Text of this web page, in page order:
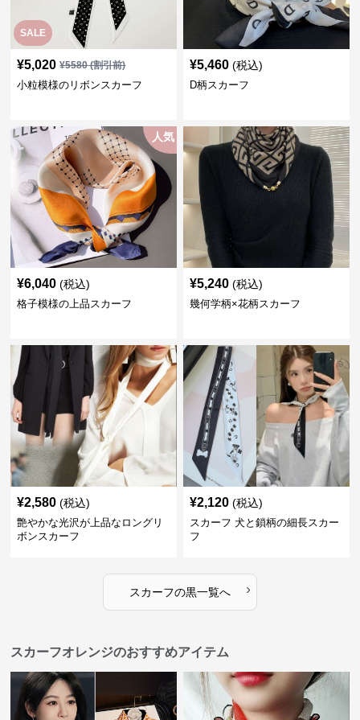
SALE
¥5,020 ¥5580(割引前)
小粒模様のリボンスカーフ
¥5,460 (税込)
D柄スカーフ
人気
¥6,040 (税込)
格子模様の上品スカーフ
¥5,240 (税込)
幾何学柄×花柄スカーフ
¥2,580 (税込)
艶やかな光沢が上品なロングリ
ボンスカーフ
¥2,120 (税込)
スカーフ 犬と鎖柄の細長スカー
フ
スカーフの黒一覧へ ›
スカーフオレンジのおすすめアイテム